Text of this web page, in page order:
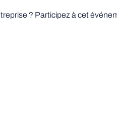
? Participez à cet